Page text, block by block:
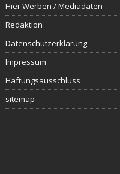
Hier Werben / Mediadaten
Redaktion
Datenschutzerklärung
Impressum
Haftungsausschluss
sitemap